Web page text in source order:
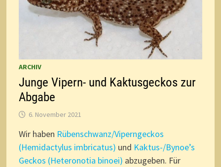
ARCHIV
Junge Vipern- und Kaktusgeckos zur
Abgabe
6. November 2021
Wir haben Rübenschwanz/Viperngeckos
(Hemidactylus imbricatus) und Kaktus-/Bynoe’s
Geckos (Heteronotia binoei) abzugeben. Für